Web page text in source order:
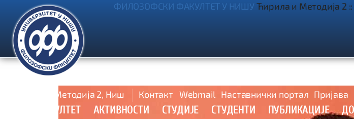
ФИЛОЗОФСКИ ФАКУЛТЕТ У НИШУЋирила и Методија 2 ::
Ћирила и Методија 2, Ниш Контакт Webmail Наставнички портал Пријава
ФАКУЛТЕТ АКТИВНОСТИ СТУДИЈЕ СТУДЕНТИ ПУБЛИКАЦИЈЕ